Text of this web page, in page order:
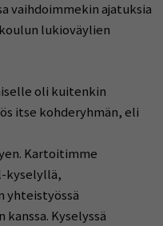
vaihdoimmekin ajatuksia
lukioväylien
oli kuitenkin
itse kohderyhmän, eli
Kartoitimme
kyselyllä,
yhteistyössä
Kyselyssä